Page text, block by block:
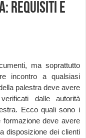
requisiti e
ma soprattutto
incontro a qualsiasi
palestra deve avere
dalle autorità
Ecco quali sono i
formazione deve avere
disposizione dei clienti